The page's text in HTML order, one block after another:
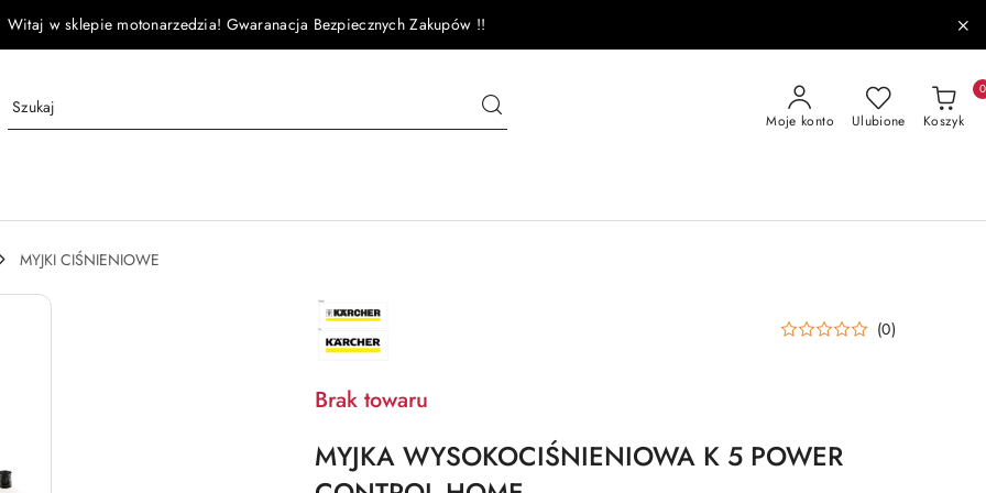
Witaj w sklepie motonarzedzia! Gwaranacja Bezpiecznych Zakupów !!
Moje konto Ulubione Koszyk
0
MYJKI CIŚNIENIOWE
NAZWA
PRODUCENTA:
KARCHER (0)
Brak towaru
MYJKA WYSOKOCIŚNIENIOWA K 5 POWER